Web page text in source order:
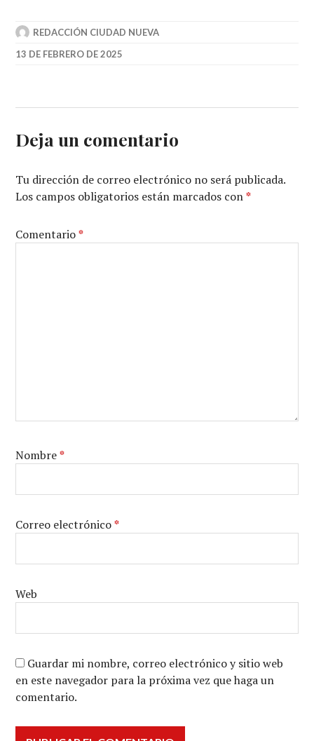
REDACCIÓN CIUDAD NUEVA
13 DE FEBRERO DE 2025
Deja un comentario
Tu dirección de correo electrónico no será publicada.
Los campos obligatorios están marcados con*
Comentario*
Nombre*
Correo electrónico*
Web
Guardar mi nombre, correo electrónico y sitio web
en este navegador para la próxima vez que haga un
comentario.